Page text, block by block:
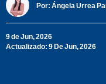
Por: Ángela Urrea
9 de Jun, 2026
Actualizado: 9 De Jun, 2026